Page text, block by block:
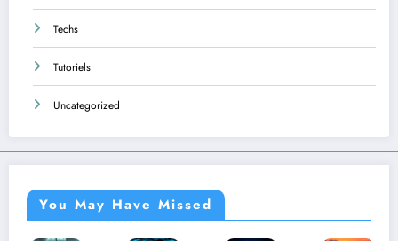
Techs
Tutoriels
Uncategorized
You May Have Missed